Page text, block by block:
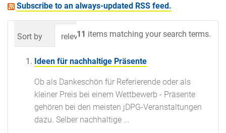
Subscribe to an always-updated RSS feed.
11 items matching your search terms.
Sort by relevance date (newest first)
Ideen für nachhaltige Präsente
Ob als Dankeschön für Referierende oder als
kleiner Preis bei einem Wettbewerb - Präsente
gehören bei den meisten jDPG-Veranstaltungen
dazu. Selber nachhaltige ...